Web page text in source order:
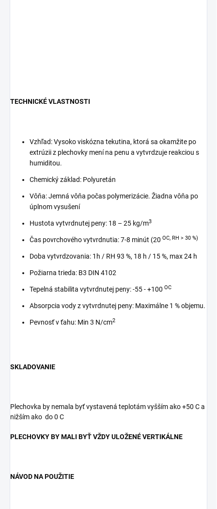
TECHNICKÉ VLASTNOSTI
Vzhľad: Vysoko viskózna tekutina, ktorá sa okamžite po
extrúzii z plechovky mení na penu a vytvrdzuje reakciou s
humiditou.
Chemický základ: Polyuretán
Vôňa: Jemná vôňa počas polymerizácie. Žiadna vôňa po
úplnom vysušení
Hustota vytvrdnutej peny: 18 – 25 kg/m3
Čas povrchového vytvrdnutia: 7-8 minút (20 OC, RH > 30 %)
Doba vytvrdzovania: 1h / RH 93 %, 18 h / 15 %, max 24 h
Požiarna trieda: B3 DIN 4102
Tepelná stabilita vytvrdnutej peny: -55 - +100 OC
Absorpcia vody z vytvrdnutej peny: Maximálne 1 % objemu.
Pevnosť v ťahu: Min 3 N/cm2
SKLADOVANIE
Plechovka by nemala byť vystavená teplotám vyšším ako +50 C a
nižším ako do 0 C
PLECHOVKY BY MALI BYŤ VŽDY ULOŽENÉ VERTIKÁLNE
NÁVOD NA POUŽITIE